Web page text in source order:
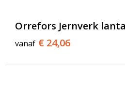
Orrefors Jernverk
vanaf € 24,06